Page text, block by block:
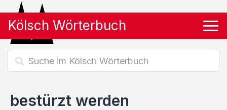
Kölsch Wörterbuch
bestürzt werden